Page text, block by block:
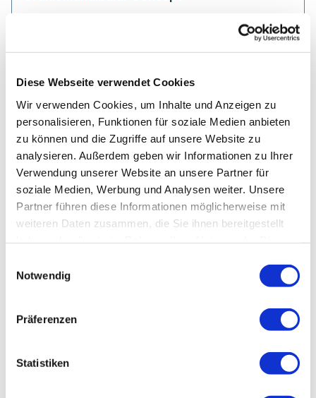
Diese Webseite verwendet Cookies
Wir verwenden Cookies, um Inhalte und Anzeigen zu
personalisieren, Funktionen für soziale Medien anbieten
zu können und die Zugriffe auf unsere Website zu
analysieren. Außerdem geben wir Informationen zu Ihrer
Verwendung unserer Website an unsere Partner für
soziale Medien, Werbung und Analysen weiter. Unsere
Partner führen diese Informationen möglicherweise mit
weiteren Daten zusammen, die Sie ihnen bereitgestellt
Notwendig
Präferenzen
Statistiken